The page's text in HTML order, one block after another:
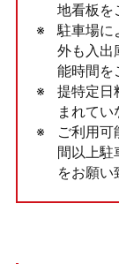
地看板を
駐車場に
外も入出
能時間を
提特定日
まれてい
ご利用
間以上駐
をお願い